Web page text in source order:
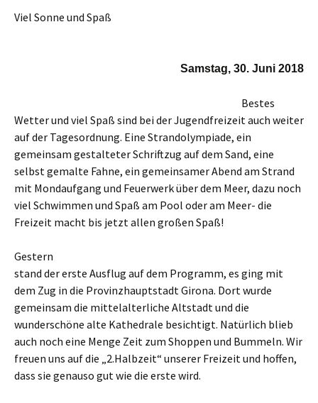
Viel Sonne und Spaß
Samstag, 30. Juni 2018
Bestes
Wetter und viel Spaß sind bei der Jugendfreizeit auch weiter
auf der Tagesordnung. Eine Strandolympiade, ein
gemeinsam gestalteter Schriftzug auf dem Sand, eine
selbst gemalte Fahne, ein gemeinsamer Abend am Strand
mit Mondaufgang und Feuerwerk über dem Meer, dazu noch
viel Schwimmen und Spaß am Pool oder am Meer- die
Freizeit macht bis jetzt allen großen Spaß!
Gestern
stand der erste Ausflug auf dem Programm, es ging mit
dem Zug in die Provinzhauptstadt Girona. Dort wurde
gemeinsam die mittelalterliche Altstadt und die
wunderschöne alte Kathedrale besichtigt. Natürlich blieb
auch noch eine Menge Zeit zum Shoppen und Bummeln. Wir
freuen uns auf die „2.Halbzeit“ unserer Freizeit und hoffen,
dass sie genauso gut wie die erste wird.